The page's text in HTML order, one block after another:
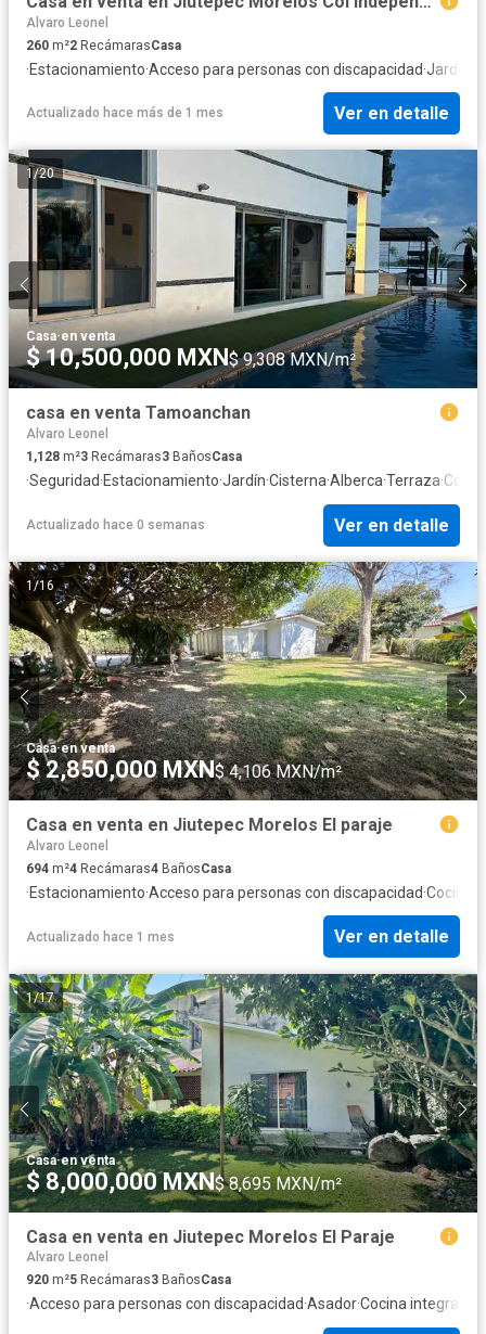
Alvaro Leonel
260 m²2 RecámarasCasa
·Estacionamiento·Acceso para personas con discapacidad·Jardín
Actualizado hace más de 1 mes Ver en detalle
1/20
Casa·en venta
$ 10,500,000 MXN$ 9,308 MXN/m²
casa en venta Tamoanchan
Alvaro Leonel
1,128 m²3 Recámaras3 BañosCasa
·Seguridad·Estacionamiento·Jardín·Cisterna·Alberca·Terraza·
Actualizado hace 0 semanas Ver en detalle
1 /16
Casa·en venta
$ 2,850,000 MXN$ 4,106 MXN/m²
Casa en venta en Jiutepec Morelos El paraje
Alvaro Leonel
694 m²4 Recámaras4 BañosCasa
·Estacionamiento·Acceso para personas con discapacidad·Cocina
Actualizado hace 1 mes Ver en detalle
1/17
Casa·en venta
$ 8,000,000 MXN$ 8,695 MXN/m²
Casa en venta en Jiutepec Morelos El Paraje
Alvaro Leonel
920 m²5 Recámaras3 BañosCasa
·Acceso para personas con discapacidad·Asador·Cocina integral